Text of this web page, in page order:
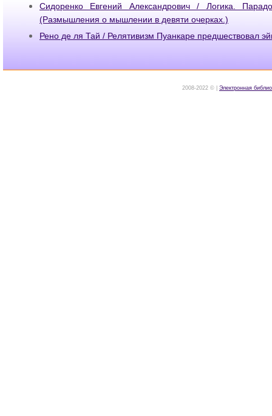
Сидоренко Евгений Александрович / Логика.
(Размышления о мышлении в девяти очерках.)
Рено де ля Тай / Релятивизм Пуанкаре предшествовал
2008-2022 © | Электронная